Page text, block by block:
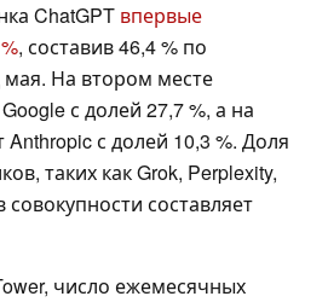
ChatGPT впервые
, составив 46,4 % по
На втором месте
с долей 27,7 %, а на
с долей 10,3 %. Доля
таких как Grok, Perplexity,
совокупности составляет
число ежемесячных